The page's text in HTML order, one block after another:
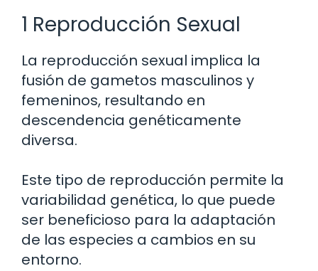
1 Reproducción Sexual
La reproducción sexual implica la
fusión de gametos masculinos y
femeninos, resultando en
descendencia genéticamente
diversa.
Este tipo de reproducción permite la
variabilidad genética, lo que puede
ser beneficioso para la adaptación
de las especies a cambios en su
entorno.